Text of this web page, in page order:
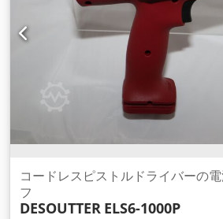
コードレスピストルドライバーの
フ
DESOUTTER ELS6-1000P